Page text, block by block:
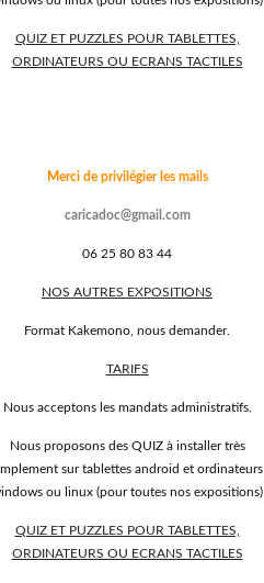
QUIZ ET PUZZLES POUR TABLETTES,
ORDINATEURS OU ECRANS TACTILES
Merci de privilégier les mails
caricadoc@gmail.com
06 25 80 83 44
NOS AUTRES EXPOSITIONS
Format Kakemono, nous demander.
TARIFS
Nous acceptons les mandats administratifs.
Nous proposons des QUIZ à installer très
sur tablettes android et ordinateurs
ou linux (pour toutes nos expositions)
QUIZ ET PUZZLES POUR TABLETTES,
ORDINATEURS OU ECRANS TACTILES